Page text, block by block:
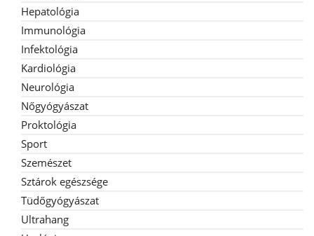
Hepatológia
Immunológia
Infektológia
Kardiológia
Neurológia
Nőgyógyászat
Proktológia
Sport
Szemészet
Sztárok egészsége
Tüdőgyógyászat
Ultrahang